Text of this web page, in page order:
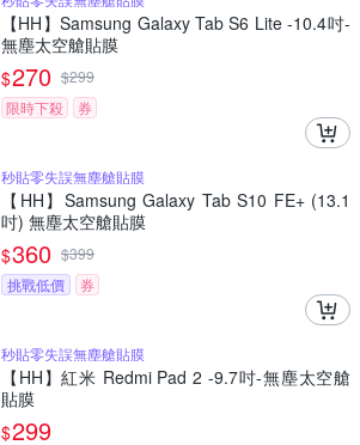
【HH】Samsung Galaxy Tab S6 Lite -10.4吋-
無塵太空艙貼膜
$270 $299
限時下殺
券
秒貼零失誤無塵艙貼膜
【HH】Samsung Galaxy Tab S10 FE+ (13.1
吋) 無塵太空艙貼膜
$360 $399
挑戰低價
券
秒貼零失誤無塵艙貼膜
【HH】紅米 Redmi Pad 2 -9.7吋-無塵太空艙
貼膜
$299